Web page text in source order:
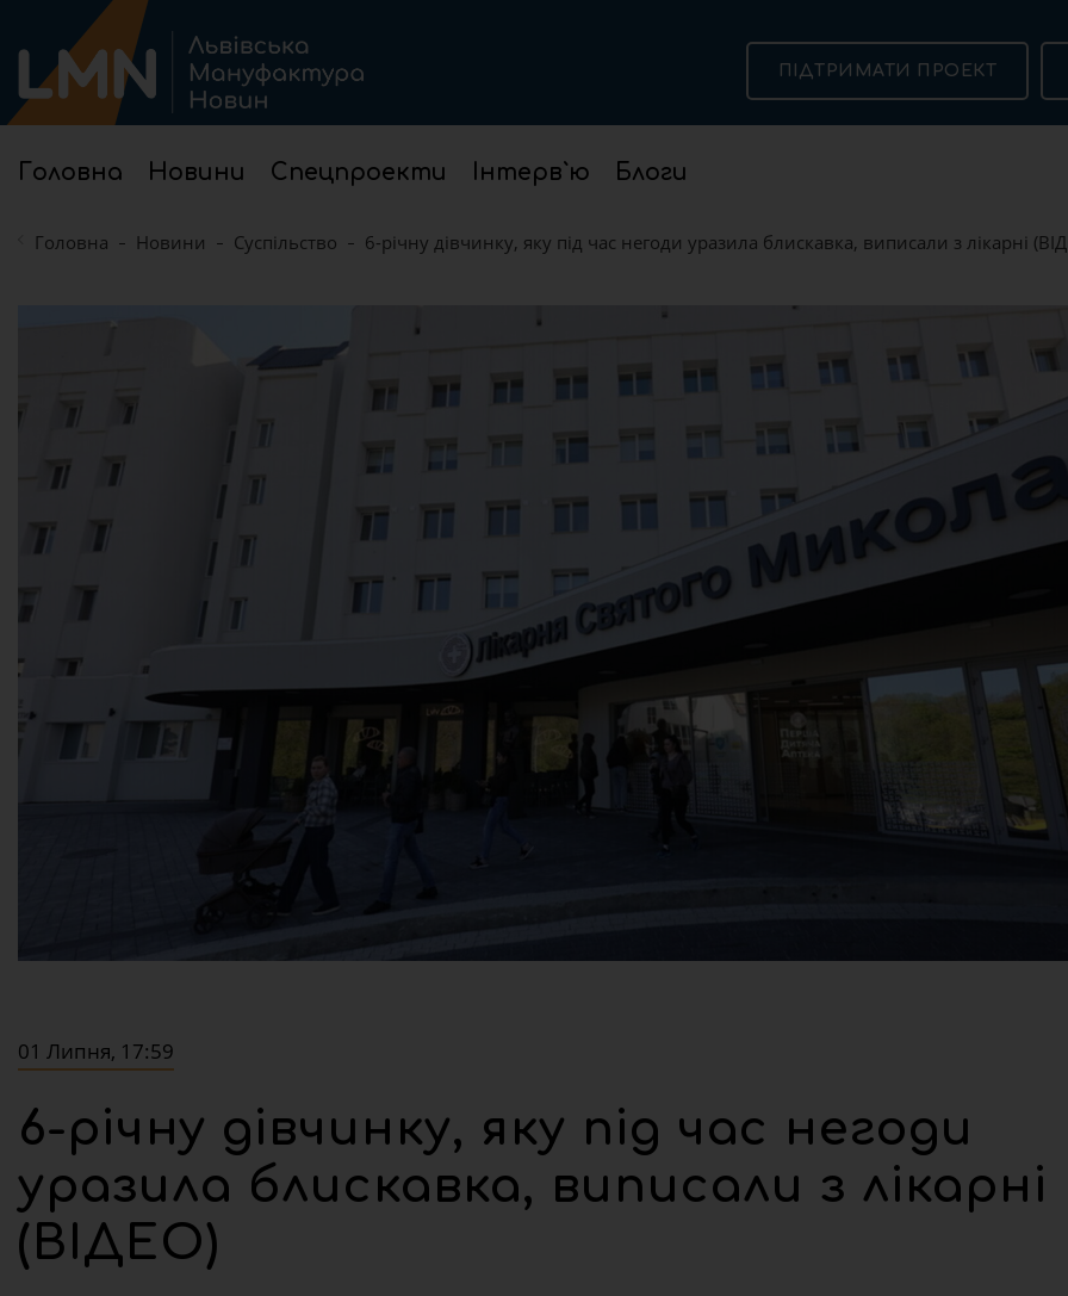
Головна Новини Спецпроекти Інтерв`ю Блоги
ПІДТРИМАТИ ПРОЕКТ
Головна Новини Суспільство 6-річну дівчинку, яку під час негоди уразила блискавка, виписали з лікарні
01 Липня, 17:59
6-річну дівчинку, яку під час негоди
уразила блискавка, виписали з лікарні
(ВІДЕО)